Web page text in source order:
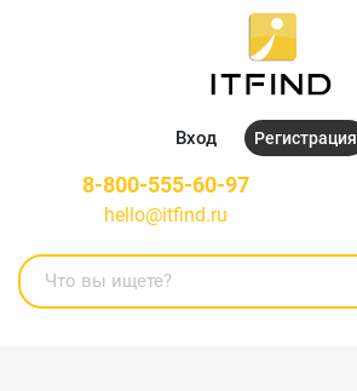
Вход Регистрация
8-800-555-60-97
hello@itfind.ru